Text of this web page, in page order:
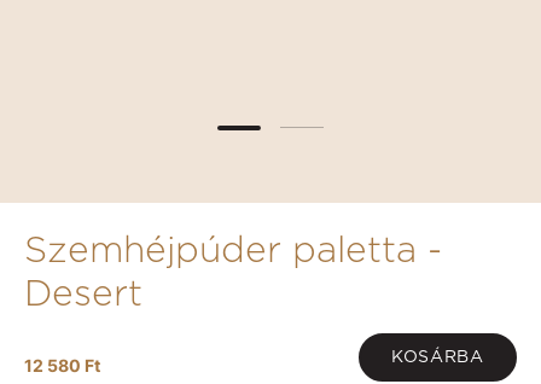
Szemhéjpúder paletta -
Desert
12 580 Ft KOSÁRBA